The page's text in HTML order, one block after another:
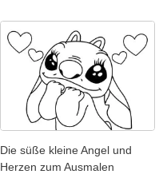
Die süße kleine Angel und
Herzen zum Ausmalen